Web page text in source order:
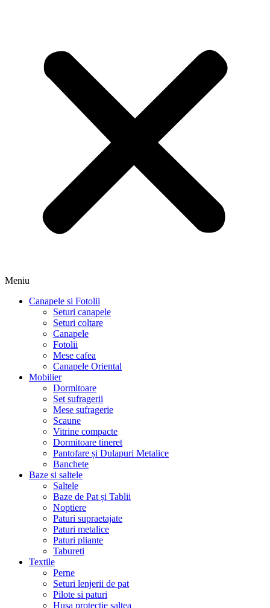
Meniu
Canapele si Fotolii
Seturi canapele
Seturi coltare
Canapele
Fotolii
Mese cafea
Canapele Oriental
Mobilier
Dormitoare
Set sufragerii
Mese sufragerie
Scaune
Vitrine compacte
Dormitoare tineret
Pantofare și Dulapuri Metalice
Banchete
Baze si saltele
Saltele
Baze de Pat și Tablii
Noptiere
Paturi supraetajate
Paturi metalice
Paturi pliante
Tabureti
Textile
Perne
Seturi lenjerii de pat
Pilote si paturi
Husa protectie saltea